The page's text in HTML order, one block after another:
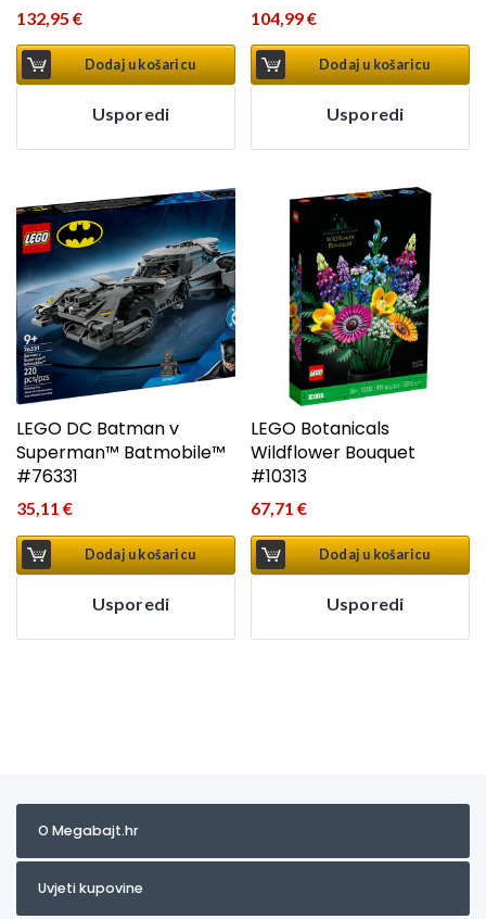
132,95 €
Dodaj u košaricu
Usporedi
104,99€
Dodaj u košaricu
Usporedi
LEGO DC Batman v
Superman™ Batmobile™
#76331
35,11 €
Dodaj u košaricu
Usporedi
LEGO Botanicals
Wildflower Bouquet
#10313
67,71€
Dodaj u košaricu
Usporedi
O Megabajt.hr
Uvjeti kupovine